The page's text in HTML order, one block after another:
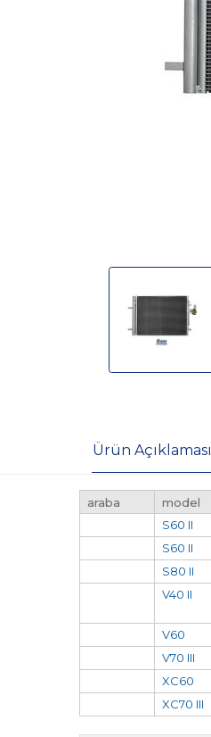
Ürün Açıklaması
araba model
S60 II
S60 II
S80 II
V40 II
V60
V70 III
XC60
XC70 III